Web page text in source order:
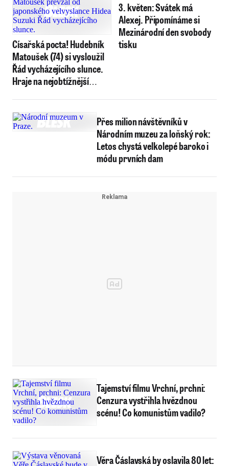
Císařská pocta! Hudebník
Matoušek (74) si vysloužil
Řád vycházejícího slunce.
Hraje na nejobtížnější
3. květen: Svátek má
Alexej. Připomínáme si
Mezinárodní den svobody
tisku
Přes milion návštěvníků v
Národním muzeu za loňský rok:
Letos chystá velkolepé baroko i
módu prvních dam
Tajemství filmu Vrchní, prchni:
Cenzura vystřihla hvězdnou
scénu! Co komunistům vadilo?
Věra Čáslavská by oslavila 80 let: